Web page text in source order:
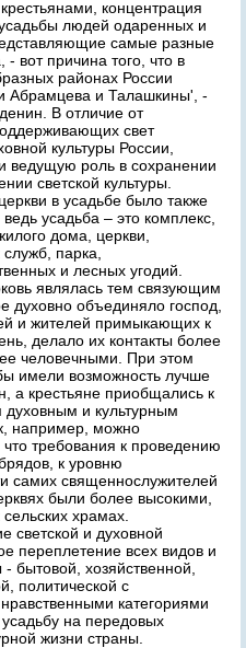
концентрация
людей одаренных и
самые разные
вот причина того, что в
районах России
Абрамцева и Талашкины', -
В отличие от
свет
культуры России,
ведущую роль в сохранении
светской культуры.
в усадьбе было также
усадьба – это комплекс,
дома, церкви,
парка,
и лесных угодий.
являлась тем связующим
духовно объединяло господ,
и жителей примыкающих к
делало их контакты более
человечными. При этом
имели возможность лучше
а крестьяне приобщались к
и культурным
например, можно
требования к проведению
к уровню
самих священнослужителей
были более высокими,
храмах.
светской и духовной
переплетение всех видов и
бытовой, хозяйственной,
политической с
категориями
на передовых
жизни страны.